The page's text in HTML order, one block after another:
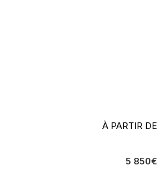
À PARTIR DE
5 850€